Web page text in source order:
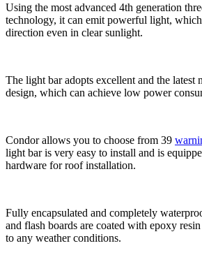
Using the most advanced 4th generation
technology, it can emit powerful light,
direction even in clear sunlight.
The light bar adopts excellent and the latest
design, which can achieve low power
Condor allows you to choose from 39
light bar is very easy to install and is
hardware for roof installation.
Fully encapsulated and completely
and flash boards are coated with epoxy
to any weather conditions.